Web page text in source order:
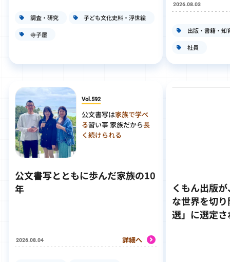
調査・研究 子ども文化史料・浮世絵
寺子屋
Vol.592
公文書写は家族で学べ
る習い事 家族だから長
く続けられる
公文書写とともに歩んだ家族の10
年
2026.08.04 詳細へ
2026.08.03
出版・書籍・知
社員
くもん出版
な世界を切
選」に選定